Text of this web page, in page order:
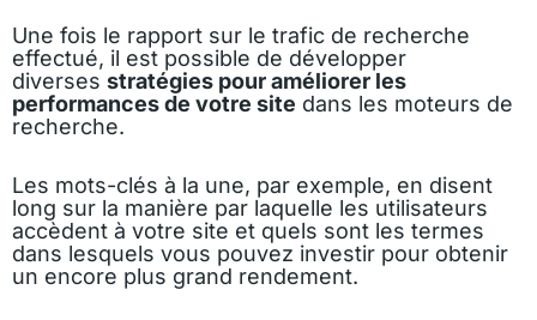
Une fois le rapport sur le trafic de recherche
effectué, il est possible de développer
diverses stratégies pour améliorer les
performances de votre site dans les moteurs de
recherche.
Les mots-clés à la une, par exemple, en disent
long sur la manière par laquelle les utilisateurs
accèdent à votre site et quels sont les termes
dans lesquels vous pouvez investir pour obtenir
un encore plus grand rendement.